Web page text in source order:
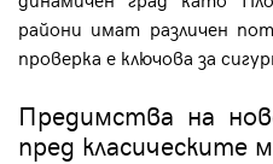
райони имат различен
проверка е ключова за
Предимства на
пред класическите